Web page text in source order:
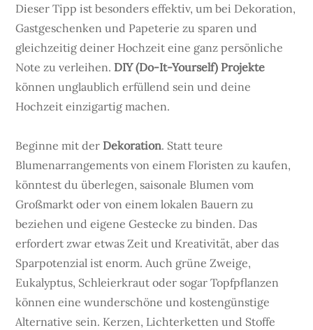
Dieser Tipp ist besonders effektiv, um bei Dekoration,
Gastgeschenken und Papeterie zu sparen und
gleichzeitig deiner Hochzeit eine ganz persönliche
Note zu verleihen. DIY (Do-It-Yourself) Projekte
können unglaublich erfüllend sein und deine
Hochzeit einzigartig machen.
Beginne mit der Dekoration. Statt teure
Blumenarrangements von einem Floristen zu kaufen,
könntest du überlegen, saisonale Blumen vom
Großmarkt oder von einem lokalen Bauern zu
beziehen und eigene Gestecke zu binden. Das
erfordert zwar etwas Zeit und Kreativität, aber das
Sparpotenzial ist enorm. Auch grüne Zweige,
Eukalyptus, Schleierkraut oder sogar Topfpflanzen
können eine wunderschöne und kostengünstige
Alternative sein. Kerzen, Lichterketten und Stoffe